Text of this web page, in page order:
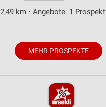
2,49 km • Angebote: 1 Prospekt
MEHR PROSPEKTE